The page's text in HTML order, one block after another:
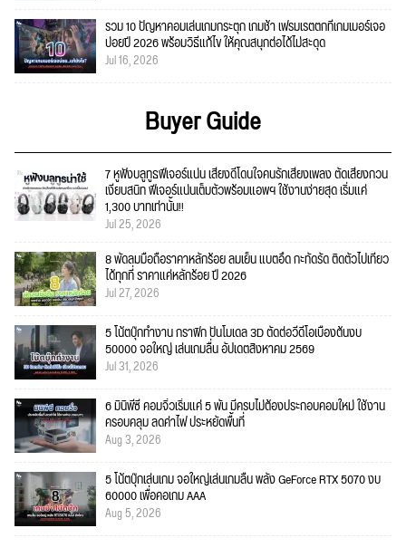
รวม 10 ปัญหาคอมเล่นเกมกระตุก เกมช้า เฟรมเรตตกที่เกมเมอร์เจอ
บ่อยปี 2026 พร้อมวิธีแก้ไข ให้คุณสนุกต่อได้ไม่สะดุด
Jul 16, 2026
Buyer Guide
7 หูฟังบลูทูธฟีเจอร์แน่น เสียงดีโดนใจคนรักเสียงเพลง ตัดเสียงกวน
เงียบสนิท ฟีเจอร์แน่นเต็มตัวพร้อมแอพฯ ใช้งานง่ายสุด เริ่มแค่
1,300 บาทเท่านั้น!!
Jul 25, 2026
8 พัดลมมือถือราคาหลักร้อย ลมเย็น แบตอึด กะทัดรัด ติดตัวไปเที่ยว
ได้ทุกที่ ราคาแค่หลักร้อย ปี 2026
Jul 27, 2026
5 โน้ตบุ๊กทำงาน กราฟิก ปั้นโมเดล 3D ตัดต่อวีดีโอเบื้องต้นงบ
50000 จอใหญ่ เล่นเกมลื่น อัปเดตสิงหาคม 2569
Jul 31, 2026
6 มินิพีซี คอมจิ๋วเริ่มแค่ 5 พัน มีครบไม่ต้องประกอบคอมใหม่ ใช้งาน
ครอบคลุม ลดค่าไฟ ประหยัดพื้นที่
Aug 3, 2026
5 โน้ตบุ๊กเล่นเกม จอใหญ่เล่นเกมลื่น พลัง GeForce RTX 5070 งบ
60000 เพื่อคอเกม AAA
Aug 5, 2026